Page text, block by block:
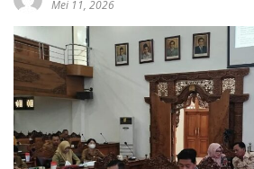
Mei 11, 2026